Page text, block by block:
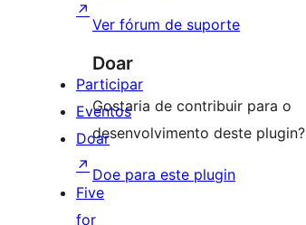
Ver fórum de suporte
Doar
Gostaria de contribuir para o
desenvolvimento deste plugin?
Doe para este plugin
↗
Participar
Eventos
Doar
↗
Five
for